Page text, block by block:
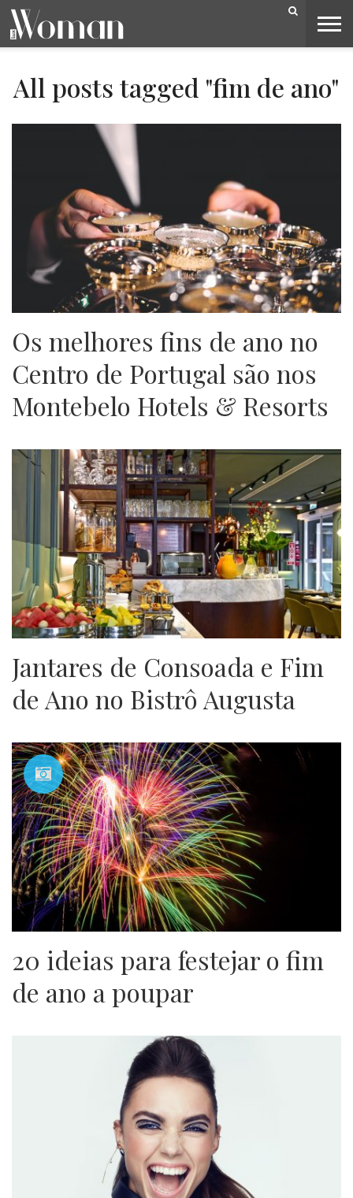
LIFESTYLE
OPINIÃO
PESSOAS
SOCIEDADE
All posts tagged "fim de ano"
Os melhores fins de ano no
Centro de Portugal são nos
Montebelo Hotels & Resorts
Jantares de Consoada e Fim
de Ano no Bistrô Augusta
20 ideias para festejar o fim
de ano a poupar